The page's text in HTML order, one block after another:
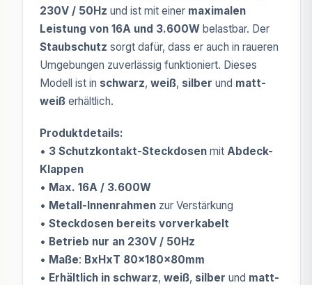
230V / 50Hz und ist mit einer maximalen
Leistung von 16A und 3.600W belastbar. Der
Staubschutz sorgt dafür, dass er auch in raueren
Umgebungen zuverlässig funktioniert. Dieses
Modell ist in schwarz, weiß, silber und matt-
weiß erhältlich.
Produktdetails:
• 3 Schutzkontakt-Steckdosen mit Abdeck-
Klappen
• Max. 16A / 3.600W
• Metall-Innenrahmen zur Verstärkung
• Steckdosen bereits vorverkabelt
• Betrieb nur an 230V / 50Hz
• Maße: BxHxT 80x180x80mm
• Erhältlich in schwarz, weiß, silber und matt-